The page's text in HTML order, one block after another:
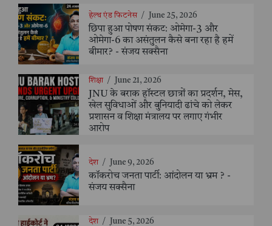
हेल्थ एंड फिटनेस / June 25, 2026
छिपा हुआ पोषण संकट: ओमेगा-3 और
ओमेगा-6 का असंतुलन कैसे बना रहा है हमें
बीमार? - संजय सक्सैना
शिक्षा / June 21, 2026
JNU के बराक हॉस्टल छात्रों का प्रदर्शन, मेस,
खेल सुविधाओं और बुनियादी ढांचे को लेकर
प्रशासन व शिक्षा मंत्रालय पर लगाए गंभीर
आरोप
देश / June 9, 2026
कॉकरोच जनता पार्टी: आंदोलन या भ्रम ? -
संजय सक्सैना
देश / June 5, 2026